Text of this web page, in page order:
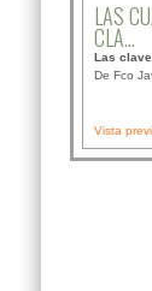
LAS
CLA...
Las
De Fco
Vista